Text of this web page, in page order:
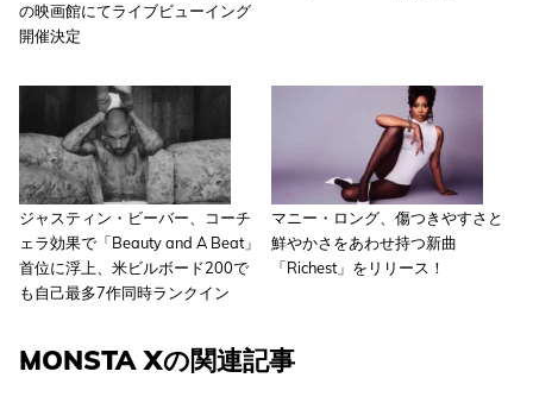
の映画館にてライブビューイング
開催決定
ジャスティン・ビーバー、コーチ
ェラ効果で「Beauty and A Beat」
首位に浮上、米ビルボード200で
も自己最多7作同時ランクイン
マニー・ロング、傷つきやすさと
鮮やかさをあわせ持つ新曲
「Richest」をリリース！
MONSTA Xの関連記事